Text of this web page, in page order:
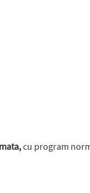
cu program